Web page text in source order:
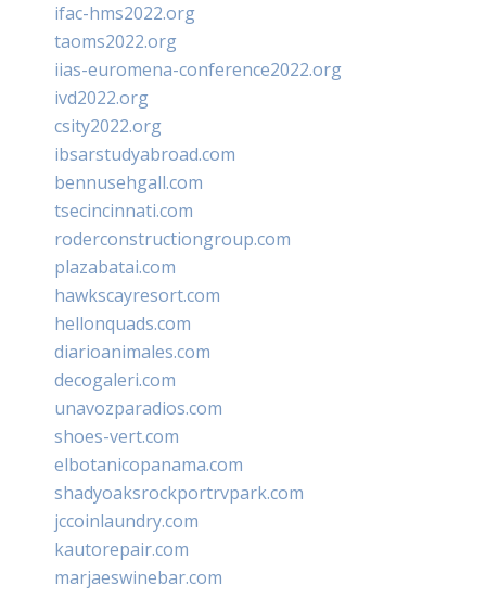
ifac-hms2022.org
taoms2022.org
iias-euromena-conference2022.org
ivd2022.org
csity2022.org
ibsarstudyabroad.com
bennusehgall.com
tsecincinnati.com
roderconstructiongroup.com
plazabatai.com
hawkscayresort.com
hellonquads.com
diarioanimales.com
decogaleri.com
unavozparadios.com
shoes-vert.com
elbotanicopanama.com
shadyoaksrockportrvpark.com
jccoinlaundry.com
kautorepair.com
marjaeswinebar.com